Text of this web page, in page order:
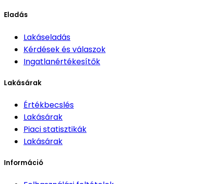
Eladás
Lakáseladás
Kérdések és válaszok
Ingatlanértékesítők
Lakásárak
Értékbecslés
Lakásárak
Piaci statisztikák
Lakásárak
Információ